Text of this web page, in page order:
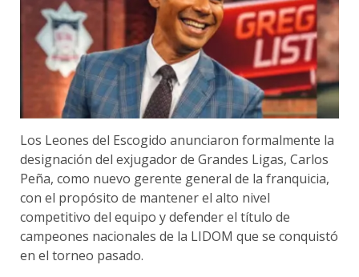
Los Leones del Escogido anunciaron formalmente la
designación del exjugador de Grandes Ligas, Carlos
Peña, como nuevo gerente general de la franquicia,
con el propósito de mantener el alto nivel
competitivo del equipo y defender el título de
campeones nacionales de la LIDOM que se conquistó
en el torneo pasado.